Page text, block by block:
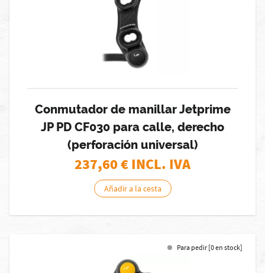
Conmutador de manillar Jetprime
JP PD CF030 para calle, derecho
(perforación universal)
237,60€ INCL. IVA
Añadir a la cesta
Para pedir [0 en stock]